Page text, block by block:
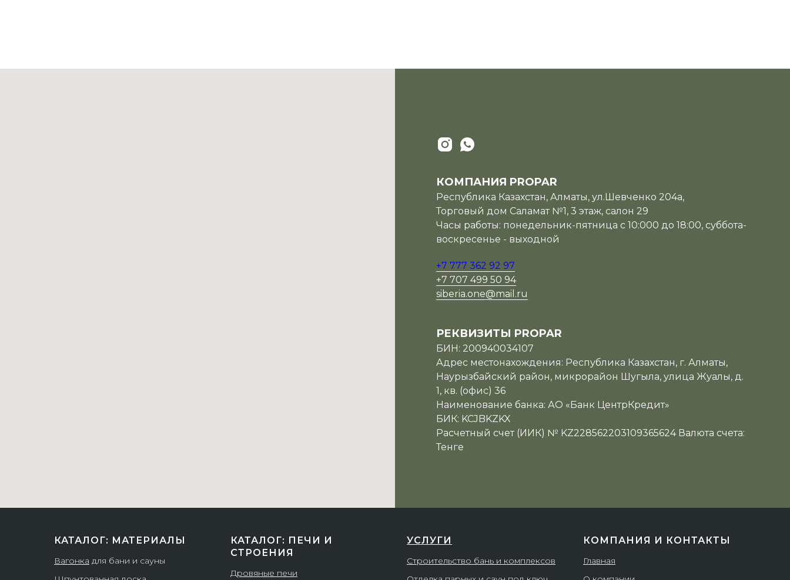
КОМПАНИЯ PROPAR
Республика Казахстан, Алматы, ул.Шевченко 204а,
Торговый дом Саламат №1, 3 этаж, салон 29
Часы работы: понедельник-пятница с 10:000 до 18:00, суббота-
воскресенье - выходной
+7 777 362 92 97
+7 707 499 50 94
siberia.one@mail.ru
РЕКВИЗИТЫ PROPAR
БИН: 200940034107
Адрес местонахождения: Республика Казахстан, г. Алматы,
Наурызбайский район, микрорайон Шугыла, улица Жуалы, д.
1, кв. (офис) 36
Наименование банка: АО «Банк ЦентрКредит»
БИК: KCJBKZKX
Расчетный счет (ИИК) № KZ228562203109365624 Валюта счета:
Тенге
КАТАЛОГ: МАТЕРИАЛЫ
Вагонка для бани и сауны
КАТАЛОГ: ПЕЧИ И
СТРОЕНИЯ
Дровяные печи
УСЛУГИ
Строительство бань и комплексов
КОМПАНИЯ И КОНТАКТЫ
Главная